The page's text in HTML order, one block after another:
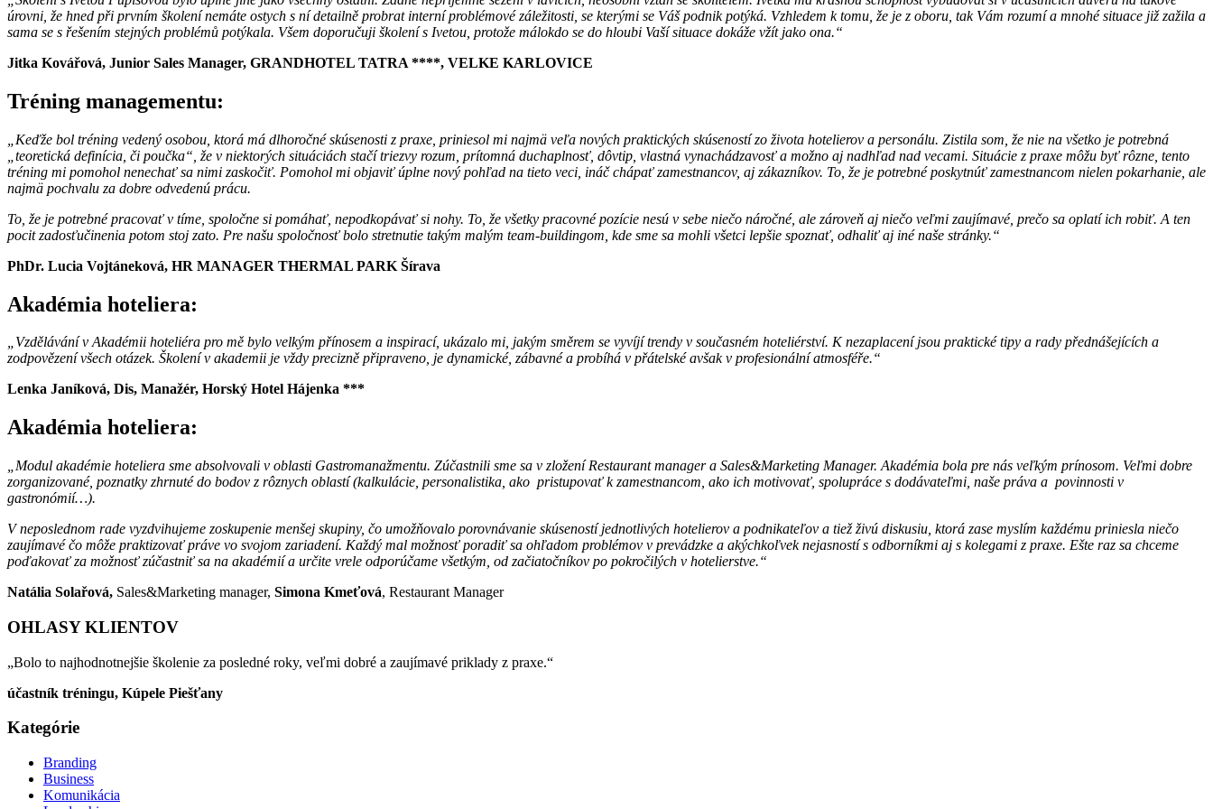
úrovni, že hned při prvním školení nemáte ostych s ní detailně probrat interní problémové záležitosti, se kterými se Váš podnik potýká. Vzhledem k tomu, že je z oboru, tak Vám rozumí a mnohé situace již zažila a
sama se s řešením stejných problémů potýkala. Všem doporučuji školení s Ivetou, protože málokdo se do hloubi Vaší situace dokáže vžít jako ona.“
Jitka Kovářová, Junior Sales Manager, GRANDHOTEL TATRA ****, VELKE KARLOVICE
Tréning managementu:
„Keďže bol tréning vedený osobou, ktorá má dlhoročné skúsenosti z praxe, priniesol mi najmä veľa nových praktických skúseností zo života hotelierov a personálu. Zistila som, že nie na všetko je potrebná
„teoretická definícia, či poučka“, že v niektorých situáciách stačí triezvy rozum, prítomná duchaplnosť, dôvtip, vlastná vynachádzavosť a možno aj nadhľad nad vecami. Situácie z praxe môžu byť rôzne, tento
tréning mi pomohol nenechať sa nimi zaskočiť. Pomohol mi objaviť úplne nový pohľad na tieto veci, ináč chápať zamestnancov, aj zákazníkov. To, že je potrebné poskytnúť zamestnancom nielen pokarhanie, ale
najmä pochvalu za dobre odvedenú prácu.
To, že je potrebné pracovať v tíme, spoločne si pomáhať, nepodkopávať si nohy. To, že všetky pracovné pozície nesú v sebe niečo náročné, ale zároveň aj niečo veľmi zaujímavé, prečo sa oplatí ich robiť. A ten
pocit zadosťučinenia potom stoj zato. Pre našu spoločnosť bolo stretnutie takým malým team-buildingom, kde sme sa mohli všetci lepšie spoznať, odhaliť aj iné naše stránky.“
PhDr. Lucia Vojtáneková, HR MANAGER THERMAL PARK Šírava
Akadémia hoteliera:
„Vzdělávání v Akadémii hoteliéra pro mě bylo velkým přínosem a inspirací, ukázalo mi, jakým směrem se vyvíjí trendy v současném hoteliérství. K nezaplacení jsou praktické tipy a rady přednášejících a
zodpovězení všech otázek. Školení v akademii je vždy precizně připraveno, je dynamické, zábavné a probíhá v přátelské avšak v profesionální atmosféře.“
Lenka Janíková, Dis, Manažér, Horský Hotel Hájenka ***
Akadémia hoteliera:
„Modul akadémie hoteliera sme absolvovali v oblasti Gastromanažmentu. Zúčastnili sme sa v zložení Restaurant manager a Sales&Marketing Manager. Akadémia bola pre nás veľkým prínosom. Veľmi dobre
zorganizované, poznatky zhrnuté do bodov z rôznych oblastí (kalkulácie, personalistika, ako pristupovať k zamestnancom, ako ich motivovať, spolupráce s dodávateľmi, naše práva a povinnosti v
gastronómií…).
V neposlednom rade vyzdvihujeme zoskupenie menšej skupiny, čo umožňovalo porovnávanie skúseností jednotlivých hotelierov a podnikateľov a tiež živú diskusiu, ktorá zase myslím každému priniesla niečo
zaujímavé čo môže praktizovať práve vo svojom zariadení. Každý mal možnosť poradiť sa ohľadom problémov v prevádzke a akýchkoľvek nejasností s odborníkmi aj s kolegami z praxe. Ešte raz sa chceme
poďakovať za možnosť zúčastniť sa na akadémií a určite vrele odporúčame všetkým, od začiatočníkov po pokročilých v hotelierstve.“
Natália Solařová, Sales&Marketing manager, Simona Kmeťová, Restaurant Manager
OHLASY KLIENTOV
„Bolo to najhodnotnejšie školenie za posledné roky, veľmi dobré a zaujímavé priklady z praxe.“
účastník tréningu, Kúpele Piešťany
Kategórie
Branding
Business
Komunikácia